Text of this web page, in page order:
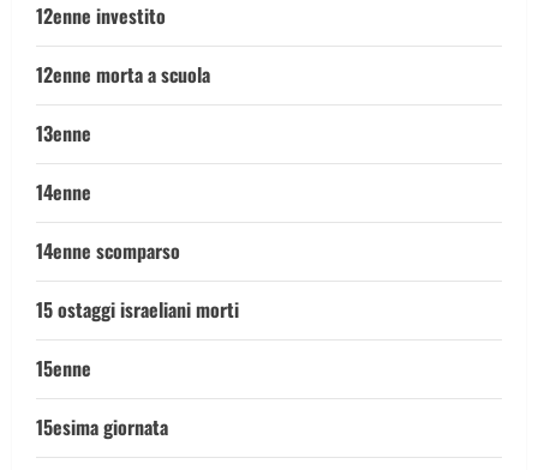
12enne investito
12enne morta a scuola
13enne
14enne
14enne scomparso
15 ostaggi israeliani morti
15enne
15esima giornata